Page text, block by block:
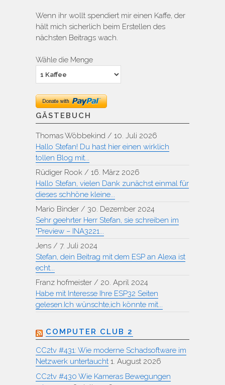
Wenn ihr wollt spendiert mir einen Kaffe, der
hält mich sicherlich beim Erstellen des
nächsten Beitrags wach.
Wähle die Menge
GÄSTEBUCH
Thomas Wöbbekind / 10. Juli 2026
Hallo Stefan! Du hast hier einen wirklich
tollen Blog mit...
Rüdiger Rook / 16. März 2026
Hallo Stefan, vielen Dank zunächst einmal für
dieses schhöne kleine...
Mario Binder / 30. Dezember 2024
Sehr geehrter Herr Stefan, sie schreiben im
"Preview – INA3221...
Jens / 7. Juli 2024
Stefan, dein Beitrag mit dem ESP an Alexa ist
echt...
Franz hofmeister / 20. April 2024
Habe mit Interesse Ihre ESP32 Seiten
gelesen.Ich wünschte,ich könnte mit...
COMPUTER CLUB 2
CC2tv #431: Wie moderne Schadsoftware im
Netzwerk untertaucht 1. August 2026
CC2tv #430 Wie Kameras Bewegungen